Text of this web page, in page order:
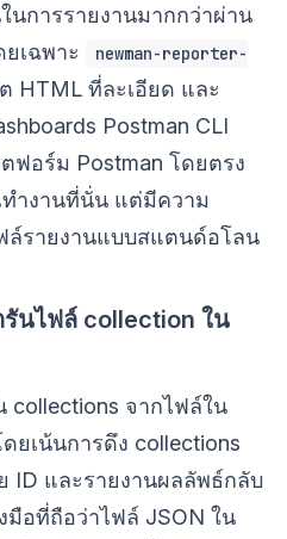
นการรายงานมากกว่าผ่าน
เฉพาะ
newman-reporter-
HTML ที่ละเอียด และ
Postman CLI
ฟอร์ม Postman โดยตรง
ำงานที่นั่น แต่มีความ
ล์รายงานแบบสแตนด์อโลน
รันไฟล์ collection ใน
collections จากไฟล์ใน
ยเน้นการดึง collections
ID และรายงานผลลัพธ์กลับ
อที่ถือว่าไฟล์ JSON ใน